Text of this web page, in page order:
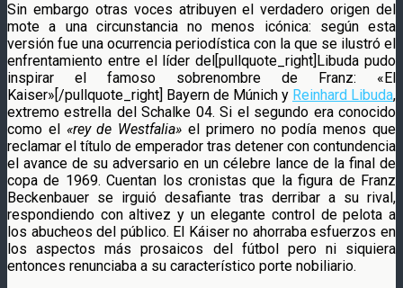
Sin embargo otras voces atribuyen el verdadero origen del
mote a una circunstancia no menos icónica: según esta
versión fue una ocurrencia periodística con la que se ilustró el
enfrentamiento entre el líder del[pullquote_right]Libuda pudo
inspirar el famoso sobrenombre de Franz: «El
Kaiser»[/pullquote_right] Bayern de Múnich y Reinhard Libuda,
extremo estrella del Schalke 04. Si el segundo era conocido
como el «rey de Westfalia» el primero no podía menos que
reclamar el título de emperador tras detener con contundencia
el avance de su adversario en un célebre lance de la final de
copa de 1969. Cuentan los cronistas que la figura de Franz
Beckenbauer se irguió desafiante tras derribar a su rival,
respondiendo con altivez y un elegante control de pelota a
los abucheos del público. El Káiser no ahorraba esfuerzos en
los aspectos más prosaicos del fútbol pero ni siquiera
entonces renunciaba a su característico porte nobiliario.